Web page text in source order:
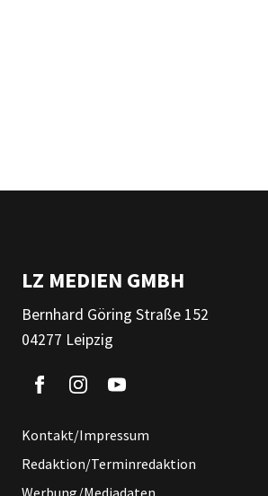
LZ MEDIEN GMBH
Bernhard Göring Straße 152
04277 Leipzig
Kontakt/Impressum
Redaktion/Terminredaktion